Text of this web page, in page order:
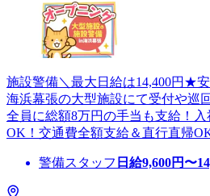
施設警備＼最大日給は14,400円★
海浜幕張の大型施設にて受付や巡
全員に総額8万円の手当も支給！
OK！交通費全額支給＆直行直帰
警備スタッフ 日給9,600円〜